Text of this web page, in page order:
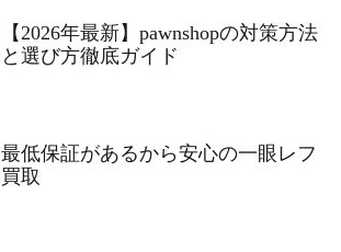
【2026年最新】pawnshopの対策方法
と選び方徹底ガイド
最低保証があるから安心の一眼レフ
買取